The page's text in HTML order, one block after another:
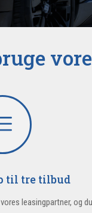
til tre tilbud
leasingpartner, og